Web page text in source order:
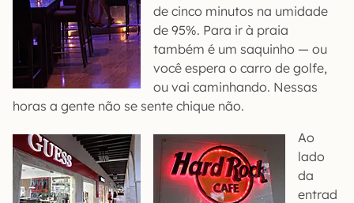
de cinco minutos na umidade
de 95%. Para ir à praia
também é um saquinho — ou
você espera o carro de golfe,
ou vai caminhando. Nessas
horas a gente não se sente chique não.
Ao
lado
da
entrad